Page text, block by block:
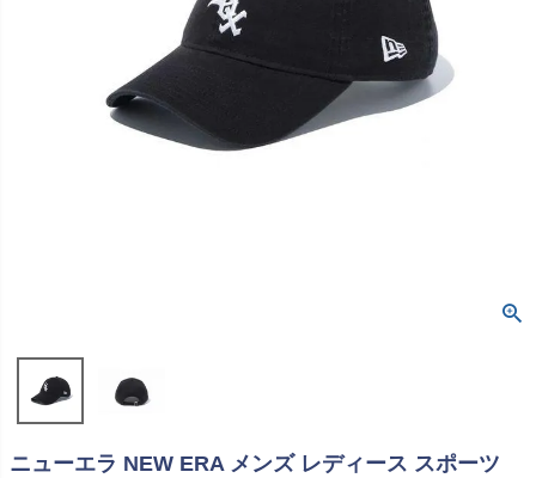
ニューエラ NEW ERA メンズ レディース スポーツ